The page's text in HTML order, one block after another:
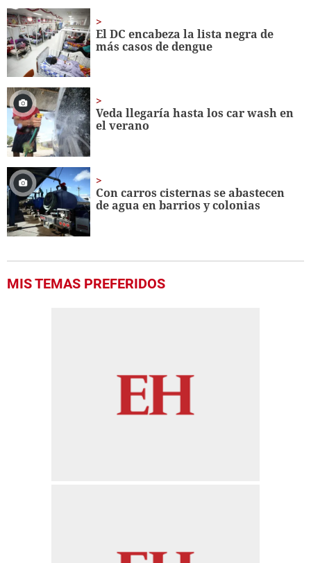
El DC encabeza la lista negra de
más casos de dengue
Veda llegaría hasta los car wash en
el verano
Con carros cisternas se abastecen
de agua en barrios y colonias
MIS TEMAS PREFERIDOS